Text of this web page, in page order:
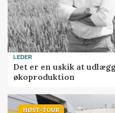
LEDER
Det er en uskik at
økoproduktion
HØST-TOUR